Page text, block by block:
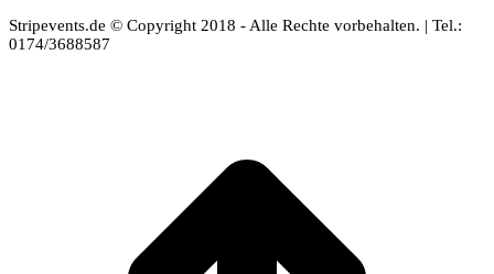
Stripevents.de © Copyright 2018 - Alle Rechte vorbehalten. | Tel.:
0174/3688587